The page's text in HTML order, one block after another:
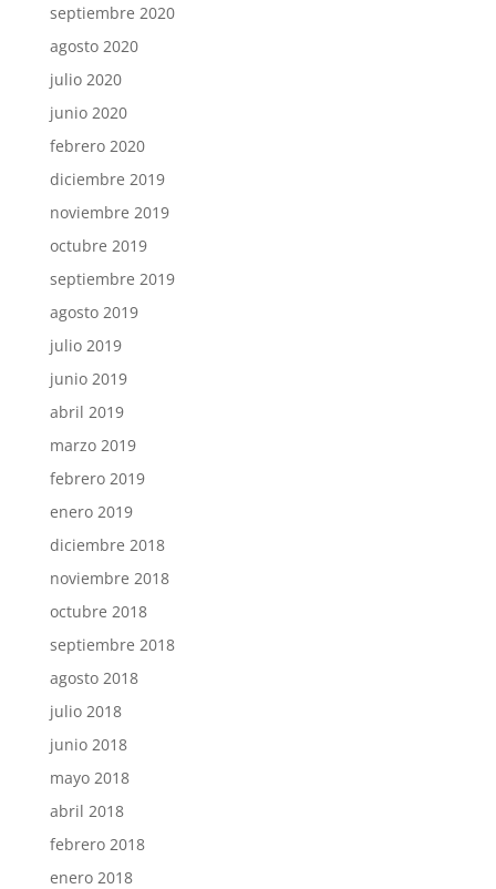
septiembre 2020
agosto 2020
julio 2020
junio 2020
febrero 2020
diciembre 2019
noviembre 2019
octubre 2019
septiembre 2019
agosto 2019
julio 2019
junio 2019
abril 2019
marzo 2019
febrero 2019
enero 2019
diciembre 2018
noviembre 2018
octubre 2018
septiembre 2018
agosto 2018
julio 2018
junio 2018
mayo 2018
abril 2018
febrero 2018
enero 2018